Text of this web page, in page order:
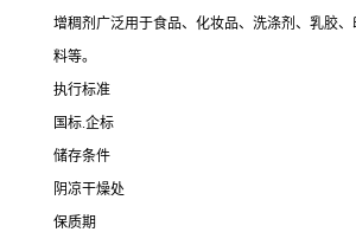
增稠剂广泛用于食品、化妆品、洗涤剂、乳胶
料等。
执行标准
国标.企标
储存条件
阴凉干燥处
保质期